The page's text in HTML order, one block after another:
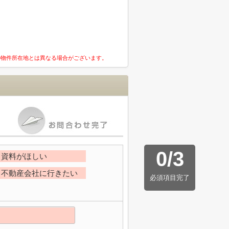
件所在地とは異なる場合がございます。
0/3
必須項目完了
資料がほしい
不動産会社に行きたい